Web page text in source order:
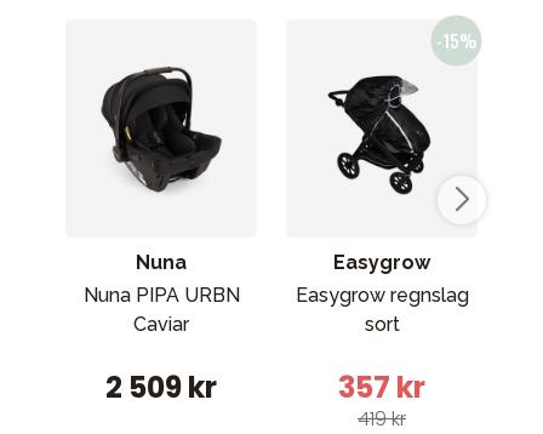
Nuna
Nuna PIPA URBN
Caviar
2 509 kr
Easygrow
Easygrow regnslag
sort
357 kr
419 kr